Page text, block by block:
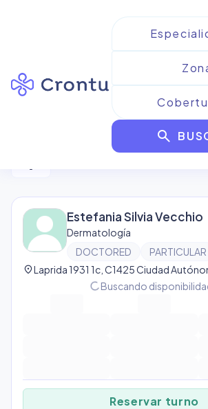
search
Resultados para
filter_alt
Estefania Silvia Vecchio
Dermatología
DOCTORED
PARTICULAR
location_on
progress_activityBuscando
Reservar turno